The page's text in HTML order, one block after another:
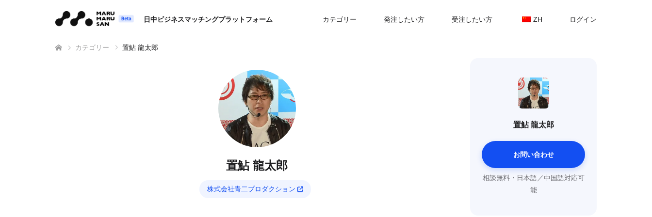
日中ビジネスマッチングプラットフォーム カテゴリー 発注したい方 受注したい方 ZH ログイン
カテゴリー 置鮎 龍太郎
置鮎 龍太郎
株式会社青二プロダクション
置鮎 龍太郎
お問い合わせ
相談無料・日本語／中国語対応可
能